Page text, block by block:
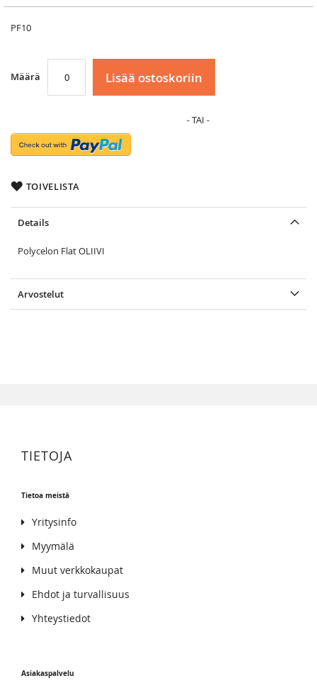
PF10
Määrä Lisää ostoskoriin
TOIVELISTA
images
gallery
Details
Polycelon Flat OLIIVI
Arvostelut
TIETOJA
Tietoa meistä
Yritysinfo
Myymälä
Muut verkkokaupat
Ehdot ja turvallisuus
Yhteystiedot
Asiakaspalvelu